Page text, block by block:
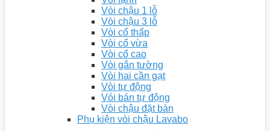
Vòi chậu 1 lỗ
Vòi chậu 3 lỗ
Vòi cổ thấp
Vòi cổ vừa
Vòi cổ cao
Vòi gắn tường
Vòi hai cần gạt
Vòi tự động
Vói bán tự động
Vòi chậu đặt bàn
Phụ kiện vòi chậu Lavabo